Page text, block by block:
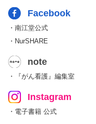
Facebook
・南江堂公式
・NurSHARE
note
・『がん看護』編集室
Instagram
・電子書籍 公式